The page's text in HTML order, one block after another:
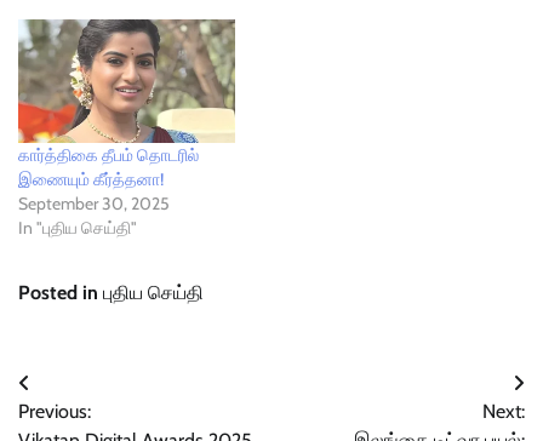
கார்த்திகை தீபம் தொடரில்
இணையும் கீர்த்தனா!
September 30, 2025
In "புதிய செய்தி"
Posted in புதிய செய்தி
Post
navigation
Previous:
Next: